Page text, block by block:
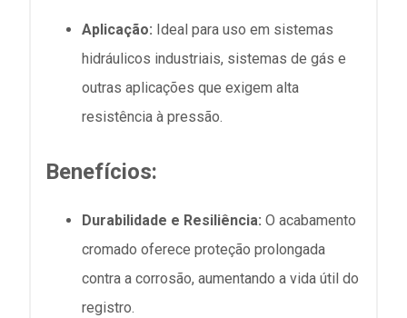
Aplicação: Ideal para uso em sistemas
hidráulicos industriais, sistemas de gás e
outras aplicações que exigem alta
resistência à pressão.
Benefícios:
Durabilidade e Resiliência: O acabamento
cromado oferece proteção prolongada
contra a corrosão, aumentando a vida útil do
registro.